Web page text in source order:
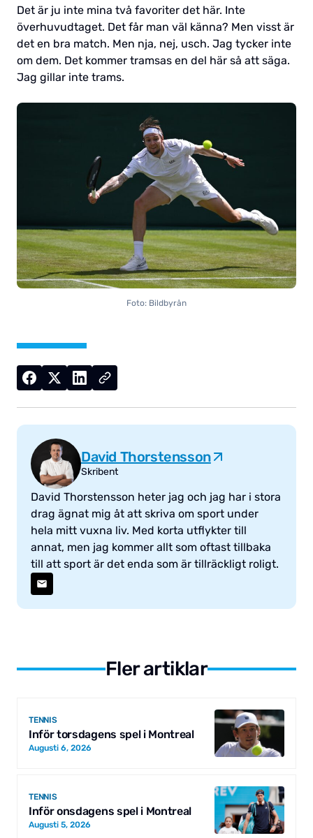
Det är ju inte mina två favoriter det här. Inte
överhuvudtaget. Det får man väl känna? Men visst är
det en bra match. Men nja, nej, usch. Jag tycker inte
om dem. Det kommer tramsas en del här så att säga.
Jag gillar inte trams.
Foto: Bildbyrån
David Thorstensson
Skribent
David Thorstensson heter jag och jag har i stora
drag ägnat mig åt att skriva om sport under
hela mitt vuxna liv. Med korta utflykter till
annat, men jag kommer allt som oftast tillbaka
till att sport är det enda som är tillräckligt roligt.
Fler artiklar
TENNIS
Inför torsdagens spel i Montreal
Augusti 6, 2026
TENNIS
Inför onsdagens spel i Montreal
Augusti 5, 2026